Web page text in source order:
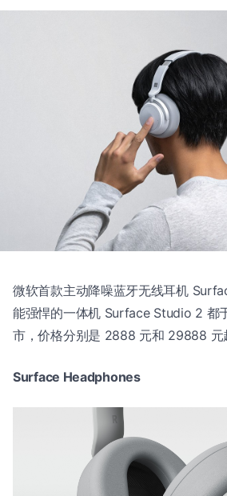
微软首款主动降噪蓝牙无线耳机
能强悍的一体机 Surface Studio 2 都
市，价格分别是 2888 元和 29888 元
Surface Headphones